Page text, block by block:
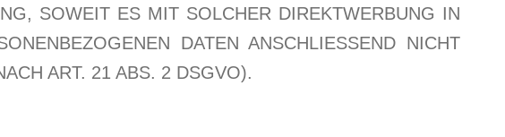
SOWEIT ES MIT SOLCHER DIREKTWERBUNG IN
DATEN ANSCHLIESSEND NICHT
ART. 21 ABS. 2 DSGVO).